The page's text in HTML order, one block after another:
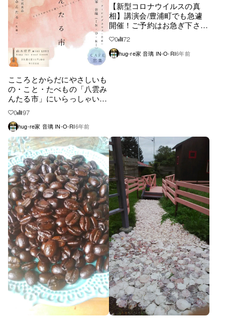
こころとからだにやさしいも
の・こと・たべもの「八雲み
んたる市」にいらっしゃいま
せんか？
0 97
hug-re家 音璃 IN-O-RI6年前
【新型コロナウイルスの真
相】講演会/豊浦町でも急遽
開催！ご予約はお急ぎ下さ
い！
0 72
hug-re家 音璃 IN-O-RI6年前